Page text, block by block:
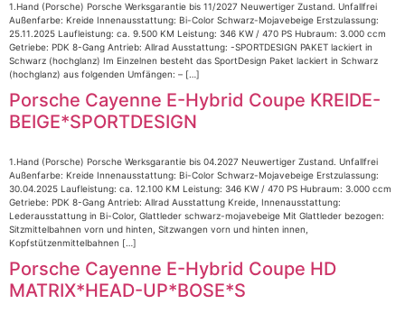
1.Hand (Porsche) Porsche Werksgarantie bis 11/2027 Neuwertiger Zustand. Unfallfrei
Außenfarbe: Kreide Innenausstattung: Bi-Color Schwarz-Mojavebeige Erstzulassung:
25.11.2025 Laufleistung: ca. 9.500 KM Leistung: 346 KW / 470 PS Hubraum: 3.000 ccm
Getriebe: PDK 8-Gang Antrieb: Allrad Ausstattung: -SPORTDESIGN PAKET lackiert in
Schwarz (hochglanz) Im Einzelnen besteht das SportDesign Paket lackiert in Schwarz
(hochglanz) aus folgenden Umfängen: – […]
Porsche Cayenne E-Hybrid Coupe KREIDE-
BEIGE*SPORTDESIGN
1.Hand (Porsche) Porsche Werksgarantie bis 04.2027 Neuwertiger Zustand. Unfallfrei
Außenfarbe: Kreide Innenausstattung: Bi-Color Schwarz-Mojavebeige Erstzulassung:
30.04.2025 Laufleistung: ca. 12.100 KM Leistung: 346 KW / 470 PS Hubraum: 3.000 ccm
Getriebe: PDK 8-Gang Antrieb: Allrad Ausstattung Kreide, Innenausstattung:
Lederausstattung in Bi-Color, Glattleder schwarz-mojavebeige Mit Glattleder bezogen:
Sitzmittelbahnen vorn und hinten, Sitzwangen vorn und hinten innen,
Kopfstützenmittelbahnen […]
Porsche Cayenne E-Hybrid Coupe HD
MATRIX*HEAD-UP*BOSE*S